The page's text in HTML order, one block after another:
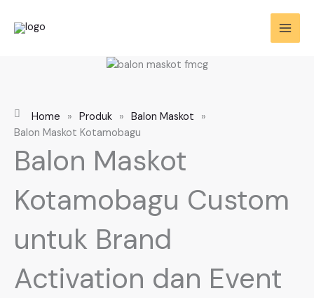
Home » Produk » Balon Maskot
»
Balon Maskot Kotamobagu
Balon Maskot
Kotamobagu Custom
untuk Brand
Activation dan Event